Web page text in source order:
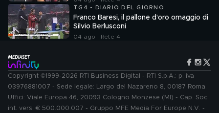
TG4 - DIARIO DEL GIORNO
Franco Baresi, il pallone d'oro omaggio di
Silvio Berlusconi
04 ago | Rete 4
Copyright ©1999-2026 RTI Business Digital - RTI S.p.A.: p. iva
03976881007 - Sede legale: Largo del Nazareno 8, 00187 Roma.
Uffici: Viale Europa 46, 20093 Cologno Monzese (MI) - Cap. Soc.
int. vers. € 500.000.007 - Gruppo MFE Media For Europe N.V. -